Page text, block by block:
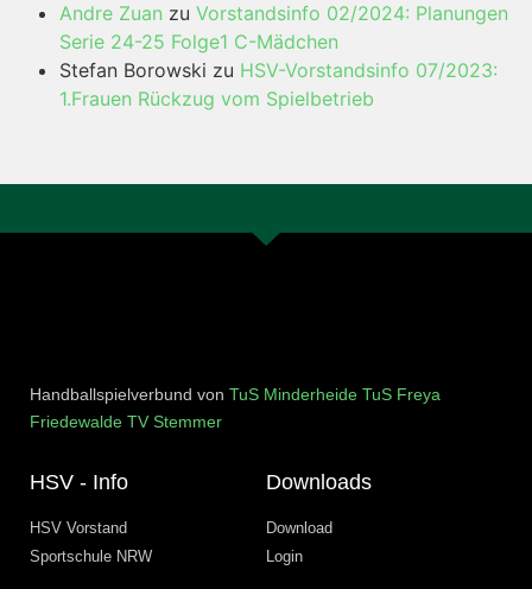
Andre Zuan zu Vorstandsinfo 02/2024: Planungen
Serie 24-25 Folge1 C-Mädchen
Stefan Borowski zu HSV-Vorstandsinfo 07/2023:
1.Frauen Rückzug vom Spielbetrieb
Handballspielverbund von TuS Minderheide TuS Freya
Friedewalde TV Stemmer
HSV - Info
HSV Vorstand
Sportschule NRW
Downloads
Download
Login